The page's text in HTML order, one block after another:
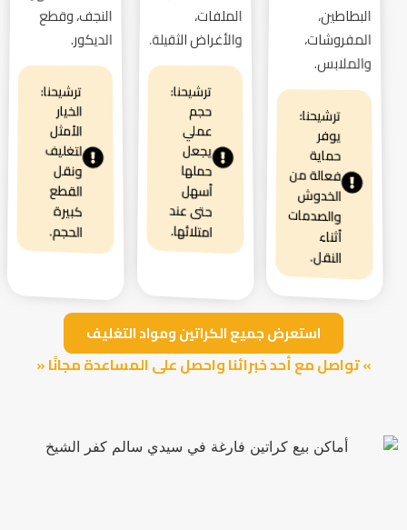
البطاطين،
المفروشات،
والملابس.
ترشيحنا:
يوفر
حماية
فعالة من
الخدوش
والصدمات
أثناء
النقل.
الملفات،
والأغراض الثقيلة.
ترشيحنا:
حجم
عملي
يجعل
حملها
أسهل
حتى عند
امتلائها.
النجف، وقطع
الديكور.
ترشيحنا:
الخيار
الأمثل
لتغليف
ونقل
القطع
كبيرة
الحجم.
استعرض جميع الكراتين ومواد التغليف
» تواصل مع أحد خبرائنا واحصل على المساعدة مجانًا «